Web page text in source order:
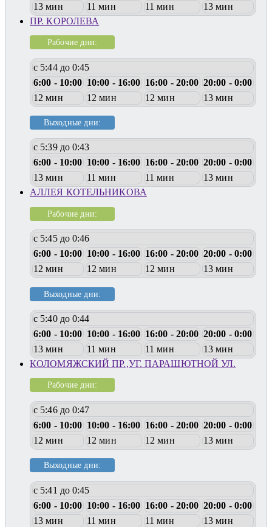
13 мин
11 мин 11 мин
13 мин
ПР. КОРОЛЕВА
Рабочие дни:
с 5:44 до 0:45
6:00 - 10:00 10:00 - 16:00 16:00 - 20:00 20:00 - 0:00
12 мин
12 мин 12 мин 13 мин
Выходные дни:
с 5:39 до 0:43
6:00 - 10:00 10:00 - 16:00 16:00 - 20:00 20:00 - 0:00
13 мин
11 мин 11 мин
13 мин
АЛЛЕЯ КОТЕЛЬНИКОВА
Рабочие дни:
с 5:45 до 0:46
6:00 - 10:00 10:00 - 16:00 16:00 - 20:00 20:00 - 0:00
12 мин
12 мин 12 мин 13 мин
Выходные дни:
с 5:40 до 0:44
6:00 - 10:00 10:00 - 16:00 16:00 - 20:00 20:00 - 0:00
13 мин
11 мин 11 мин
13 мин
КОЛОМЯЖСКИЙ ПР.,УГ. ПАРАШЮТНОЙ УЛ.
Рабочие дни:
с 5:46 до 0:47
6:00 - 10:00 10:00 - 16:00 16:00 - 20:00 20:00 - 0:00
12 мин
12 мин 12 мин 13 мин
Выходные дни:
с 5:41 до 0:45
6:00 - 10:00 10:00 - 16:00 16:00 - 20:00 20:00 - 0:00
13 мин
11 мин 11 мин 13 мин